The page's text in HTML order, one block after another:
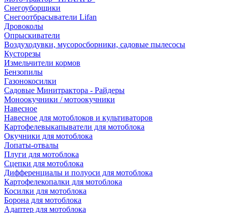
Снегоуборщики
Снегоотбрасыватели Lifan
Дровоколы
Опрыскиватели
Воздуходувки, мусоросборники, cадовые пылесосы
Кусторезы
Измельчители кормов
Бензопилы
Газонокосилки
Садовые Минитрактора - Райдеры
Моноокучники / мотоокучники
Навесное
Навесное для мотоблоков и культиваторов
Картофелевыкапыватели для мотоблока
Окучники для мотоблока
Лопаты-отвалы
Плуги для мотоблока
Сцепки для мотоблока
Дифференциалы и полуоси для мотоблока
Картофелекопалки для мотоблока
Косилки для мотоблока
Борона для мотоблока
Адаптер для мотоблока